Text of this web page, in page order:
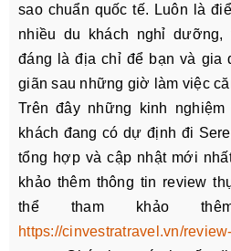
sao chuẩn quốc tế. Luôn là
nhiều du khách nghỉ
đáng là địa chỉ để bạn và gia
giãn sau những giờ làm việc
Trên đây những kinh
khách đang có dự định đi
tổng hợp và cập nhật mới
khảo thêm thông tin review
thể tham khảo
https://cinvestratravel.vn/